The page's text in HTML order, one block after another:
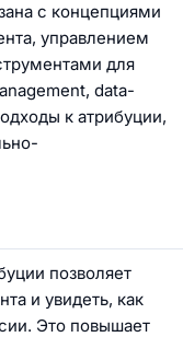
с концепциями
управлением
для
data-
к атрибуции,
позволяет
и увидеть, как
Это повышает